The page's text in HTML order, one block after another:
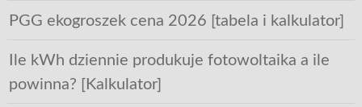
PGG ekogroszek cena 2026 [tabela i kalkulator]
Ile kWh dziennie produkuje fotowoltaika a ile
powinna? [Kalkulator]